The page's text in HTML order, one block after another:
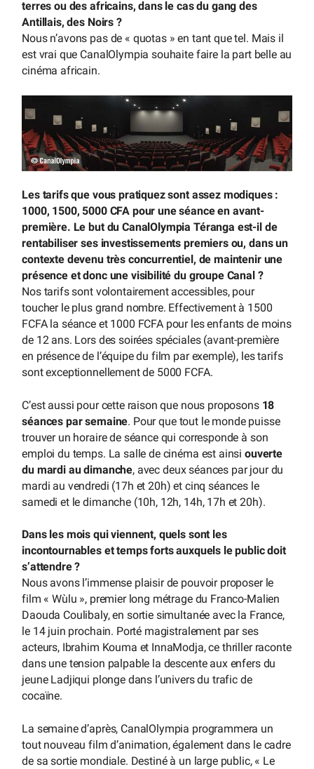
terres ou des africains, dans le cas du gang des
Antillais, des Noirs ?
Nous n’avons pas de « quotas » en tant que tel. Mais il
est vrai que CanalOlympia souhaite faire la part belle au
cinéma africain.
Les tarifs que vous pratiquez sont assez modiques :
1000, 1500, 5000 CFA pour une séance en avant-
première. Le but du CanalOlympia Téranga est-il de
rentabiliser ses investissements premiers ou, dans un
contexte devenu très concurrentiel, de maintenir une
présence et donc une visibilité du groupe Canal ?
Nos tarifs sont volontairement accessibles, pour
toucher le plus grand nombre. Effectivement à 1500
FCFA la séance et 1000 FCFA pour les enfants de moins
de 12 ans. Lors des soirées spéciales (avant-première
en présence de l’équipe du film par exemple), les tarifs
sont exceptionnellement de 5000 FCFA.
C’est aussi pour cette raison que nous proposons 18
séances par semaine. Pour que tout le monde puisse
trouver un horaire de séance qui corresponde à son
emploi du temps. La salle de cinéma est ainsi ouverte
du mardi au dimanche, avec deux séances par jour du
mardi au vendredi (17h et 20h) et cinq séances le
samedi et le dimanche (10h, 12h, 14h, 17h et 20h).
Dans les mois qui viennent, quels sont les
incontournables et temps forts auxquels le public doit
s’attendre ?
Nous avons l’immense plaisir de pouvoir proposer le
film « Wùlu », premier long métrage du Franco-Malien
Daouda Coulibaly, en sortie simultanée avec la France,
le 14 juin prochain. Porté magistralement par ses
acteurs, Ibrahim Kouma et InnaModja, ce thriller raconte
dans une tension palpable la descente aux enfers du
jeune Ladjiqui plonge dans l’univers du trafic de
cocaïne.
La semaine d’après, CanalOlympia programmera un
tout nouveau film d’animation, également dans le cadre
de sa sortie mondiale. Destiné à un large public, « Le